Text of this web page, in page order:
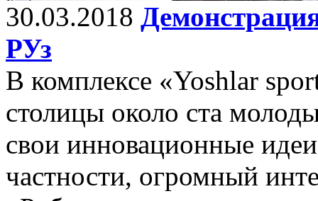
30.03.2018
РУз
В комплексе «Yoshlar
столицы около ста
свои инновационные
частности, огромный